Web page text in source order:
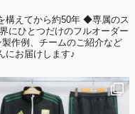
構えてから約50年 ◆専属のス
にひとつだけのフルオーダー
作例、チームのご紹介など
にお届けします♪